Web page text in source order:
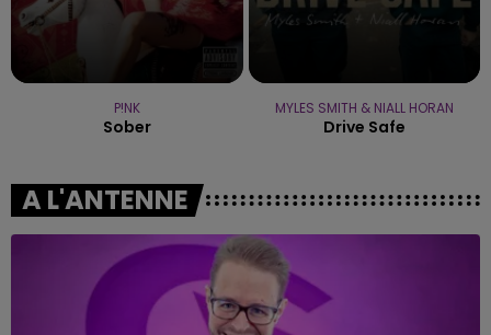
P!NK
Sober
MYLES SMITH & NIALL HORAN
Drive Safe
A L'ANTENNE